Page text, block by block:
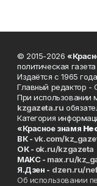
© 2015-2026
политическая
Издаётся с 1965
Главный редактор -
При использовании
kzgazeta.ru
Категория
«Красное знамя
ВК -vk.com/
ОК - ok.ru/kzgazeta
MAKC - max.ru/
Я.Дзен - dzen.ru/
Об использовании